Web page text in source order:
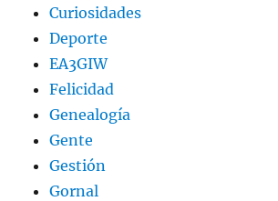
Curiosidades
Deporte
EA3GIW
Felicidad
Genealogía
Gente
Gestión
Gornal